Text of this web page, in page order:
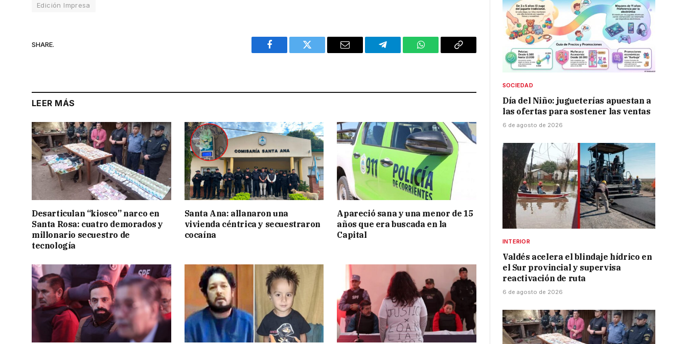
Edición Impresa
SHARE.
Facebook Twitter Email Telegram WhatsAppCopy
LEER MÁS
Desarticulan “kiosco” narco en
Santa Rosa: cuatro demorados y
millonario secuestro de
tecnología
Santa Ana: allanaron una
vivienda céntrica y secuestraron
cocaína
Apareció sana y una menor de 15
años que era buscada en la
Capital
SOCIEDAD
Día del Niño: jugueterías apuestan a
las ofertas para sostener las ventas
6 de agosto de 2026
INTERIOR
Valdés acelera el blindaje hídrico en
el Sur provincial y supervisa
reactivación de ruta
6 de agosto de 2026